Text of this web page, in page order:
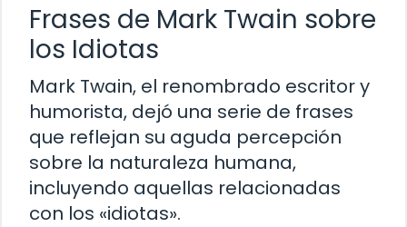
Frases de Mark Twain sobre
los Idiotas
Mark Twain, el renombrado escritor y
humorista, dejó una serie de frases
que reflejan su aguda percepción
sobre la naturaleza humana,
incluyendo aquellas relacionadas
con los «idiotas».